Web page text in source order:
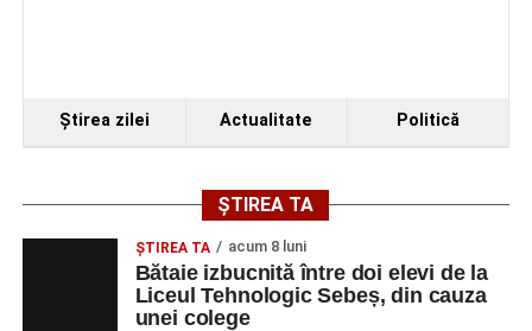
Ştirea zilei Actualitate Politică
ȘTIREA TA
ŞTIREA TA acum 8 luni
Bătaie izbucnită între doi elevi de la
Liceul Tehnologic Sebeș, din cauza
unei colege